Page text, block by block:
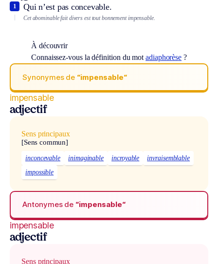
Qui n’est pas concevable.
1
Cet abominable fait divers est tout bonnement impensable.
À découvrir
Connaissez-vous la définition du motadiaphorèse ?
Synonymes de “impensable“
impensable
adjectif
Sens principaux
[Sens commun]
inconcevable inimaginable incroyable
invraisemblable
impossible
Antonymes de “impensable“
impensable
adjectif
Sens principaux